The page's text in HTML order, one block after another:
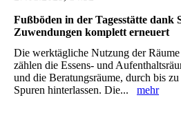
Fußböden in der Tagesstätte dank
Zuwendungen komplett erneuert
Die werktägliche Nutzung der Räume
zählen die Essens- und
und die Beratungsräume, durch bis
Spuren hinterlassen. Die... mehr